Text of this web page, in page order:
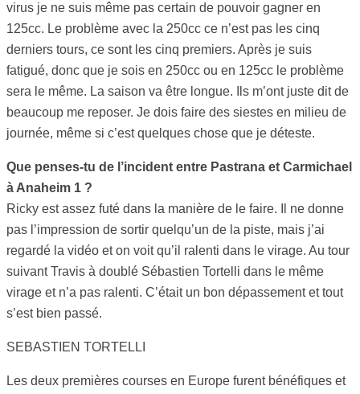
virus je ne suis même pas certain de pouvoir gagner en
125cc. Le problème avec la 250cc ce n’est pas les cinq
derniers tours, ce sont les cinq premiers. Après je suis
fatigué, donc que je sois en 250cc ou en 125cc le problème
sera le même. La saison va être longue. Ils m’ont juste dit de
beaucoup me reposer. Je dois faire des siestes en milieu de
journée, même si c’est quelques chose que je déteste.
Que penses-tu de l’incident entre Pastrana et Carmichael
à Anaheim 1 ?
Ricky est assez futé dans la manière de le faire. Il ne donne
pas l’impression de sortir quelqu’un de la piste, mais j’ai
regardé la vidéo et on voit qu’il ralenti dans le virage. Au tour
suivant Travis à doublé Sébastien Tortelli dans le même
virage et n’a pas ralenti. C’était un bon dépassement et tout
s’est bien passé.
SEBASTIEN TORTELLI
Les deux premières courses en Europe furent bénéfiques et